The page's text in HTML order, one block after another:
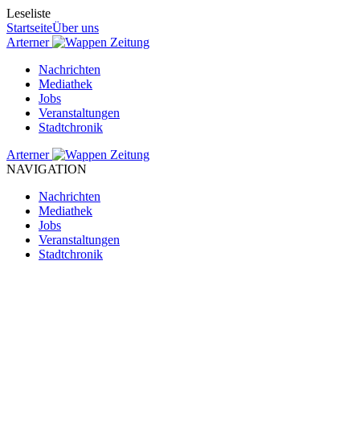
Leseliste
StartseiteÜber uns
Arterner
Zeitung
Nachrichten
Mediathek
Jobs
Veranstaltungen
Stadtchronik
Arterner
Zeitung
NAVIGATION
Nachrichten
Mediathek
Jobs
Veranstaltungen
Stadtchronik